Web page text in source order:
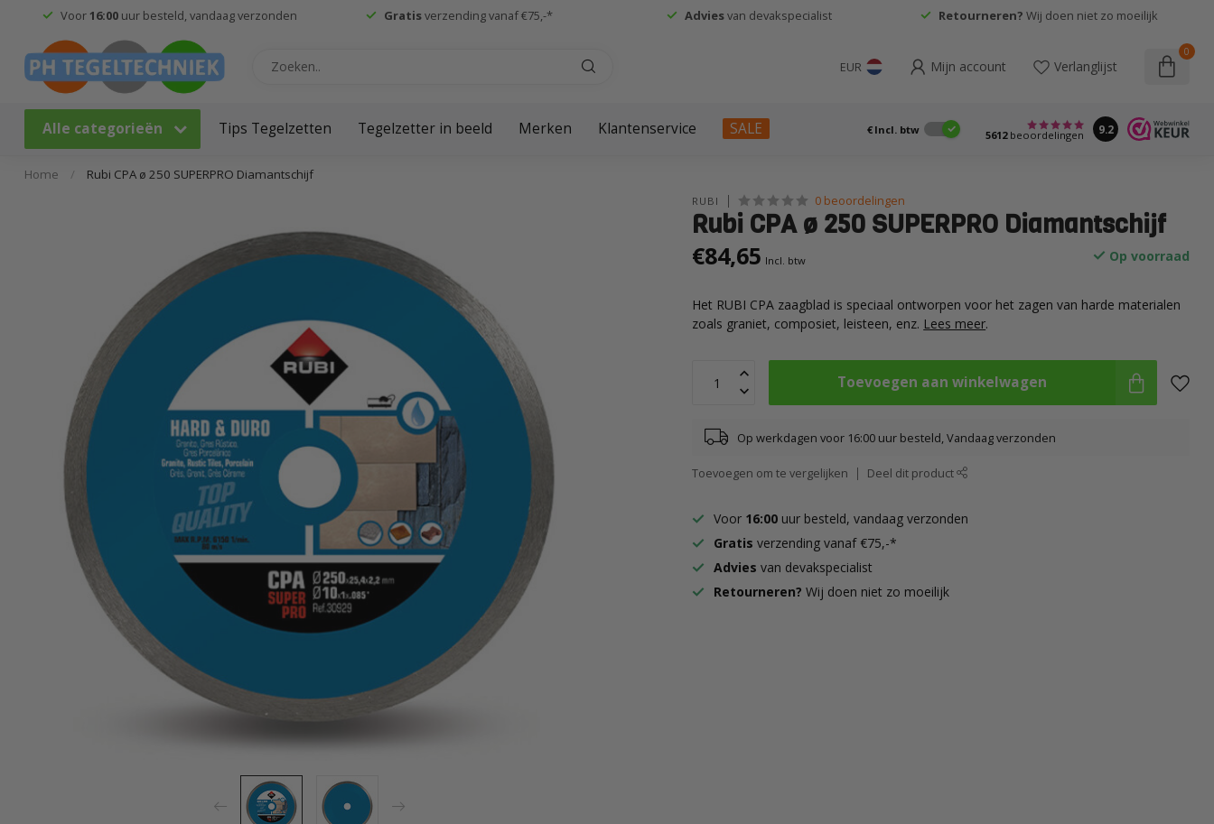
Voor16:00uur besteld, vandaag verzonden Gratisverzending vanaf €75,-* Adviesvan devakspecialist Retourneren? Wij doen niet zo moeilijk
EUR Mijn account Verlanglijst
0
Alle categorieën Tips Tegelzetten Tegelzetter in beeld Merken Klantenservice SALE € Incl. btw 5612beoordelingen 9.2
Home / Rubi CPA ø 250 SUPERPRO Diamantschijf
RUBI 0 beoordelingen
Rubi CPA ø 250 SUPERPRO Diamantschijf
€84,65 Incl. btw Op voorraad
Het RUBI CPA zaagblad is speciaal ontworpen voor het zagen van harde materialen
zoals graniet, composiet, leisteen, enz. Lees meer.
Toevoegen aan winkelwagen
Op werkdagen voor 16:00 uur besteld, Vandaag verzonden
Toevoegen om te vergelijken Deel dit product
Voor 16:00 uur besteld, vandaag verzonden
Gratis verzending vanaf €75,-*
Advies van devakspecialist
Retourneren?Wij doen niet zo moeilijk